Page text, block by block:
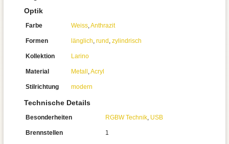
Optik
Farbe Weiss,Anthrazit
Formen länglich, rund , zylindrisch
Kollektion Larino
Material Metall ,Acryl
Stilrichtung modern
Technische Details
Besonderheiten RGBW Technik, USB
Brennstellen 1